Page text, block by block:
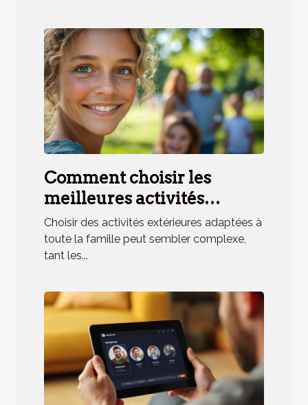
Comment choisir les
meilleures activités
extérieures pour toute la
famille ?
Choisir des activités extérieures adaptées à
toute la famille peut sembler complexe,
tant les...